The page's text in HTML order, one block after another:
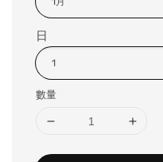
日
數量